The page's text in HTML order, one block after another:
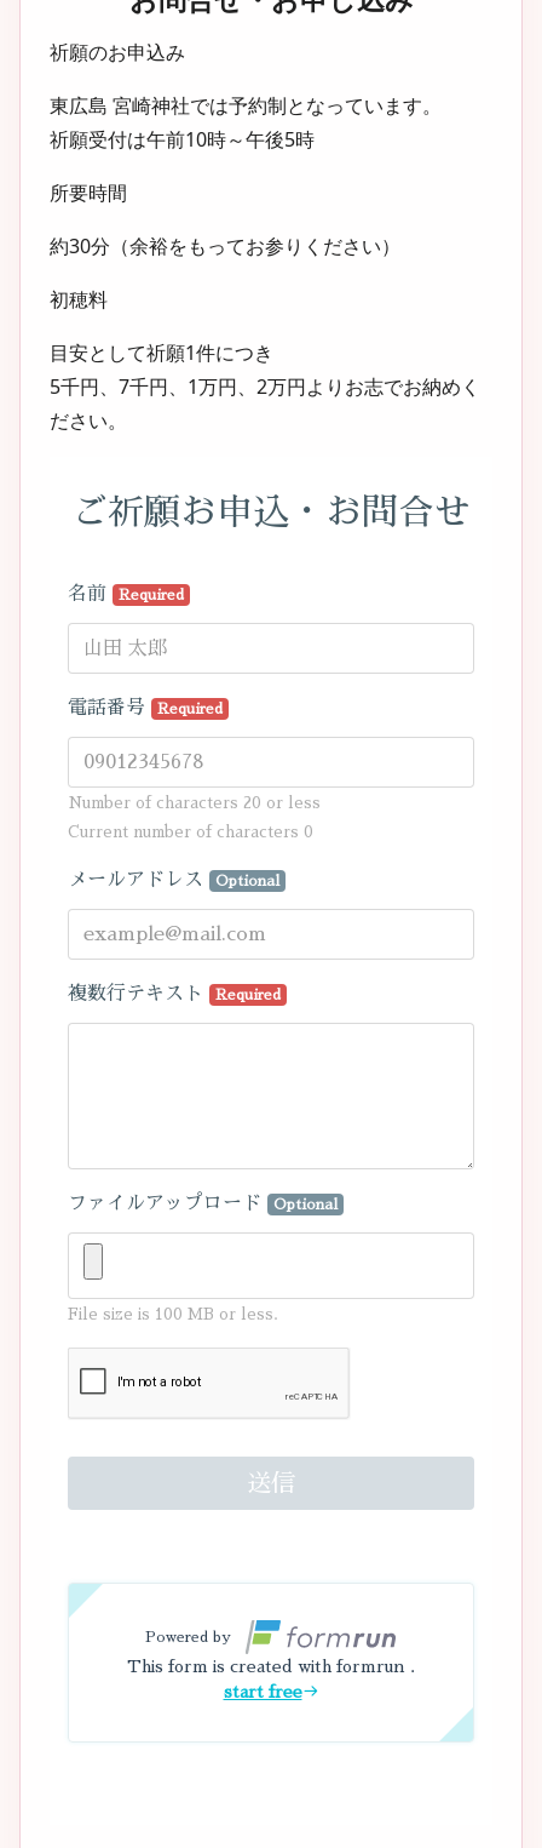
祈願のお申込み
東広島 宮崎神社では予約制となっています。
祈願受付は午前10時～午後5時
所要時間
約30分（余裕をもってお参りください）
初穂料
目安として祈願1件につき
5千円、7千円、1万円、2万円よりお志でお納めく
ださい。